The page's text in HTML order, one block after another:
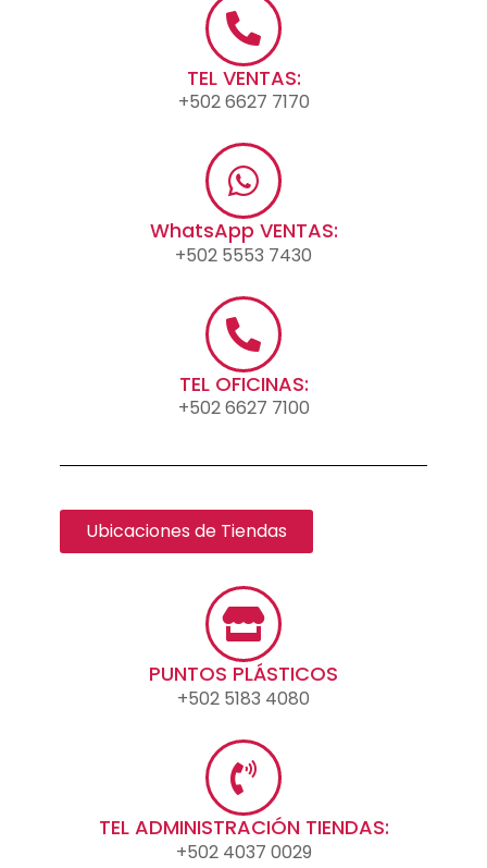
TEL VENTAS:
+502 6627 7170
WhatsApp VENTAS:
+502 5553 7430
TEL OFICINAS:
+502 6627 7100
Ubicaciones de Tiendas
PUNTOS PLÁSTICOS
+502 5183 4080
TEL ADMINISTRACIÓN TIENDAS:
+502 4037 0029